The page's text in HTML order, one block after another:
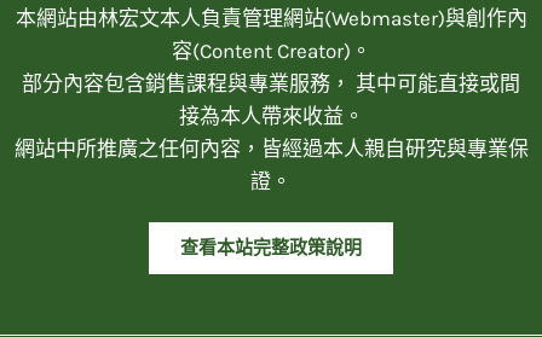
本網站由林宏文本人負責管理網站(Webmaster)與創作內
容(Content Creator)。
部分內容包含銷售課程與專業服務， 其中可能直接或間
接為本人帶來收益。
網站中所推廣之任何內容，皆經過本人親自研究與專業保
證。
查看本站完整政策說明